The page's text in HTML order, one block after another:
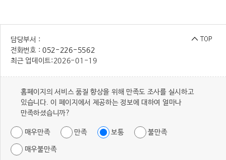
담당부서 :
전화번호 : 052-226-5562
최근 업데이트:2026-01-19
홈페이지의 서비스 품질 향상을 위해 만족도 조사를 실시하고
있습니다. 이 페이지에서 제공하는 정보에 대하여 얼마나
만족하셨습니까?
매우만족 만족 보통 불만족
매우불만족